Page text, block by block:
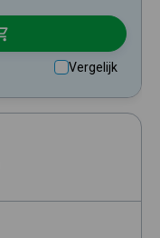
Vergelijk